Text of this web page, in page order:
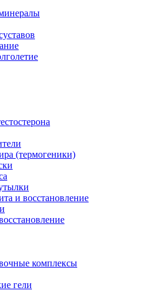
(термогеники)
и восстановление
комплексы
гели